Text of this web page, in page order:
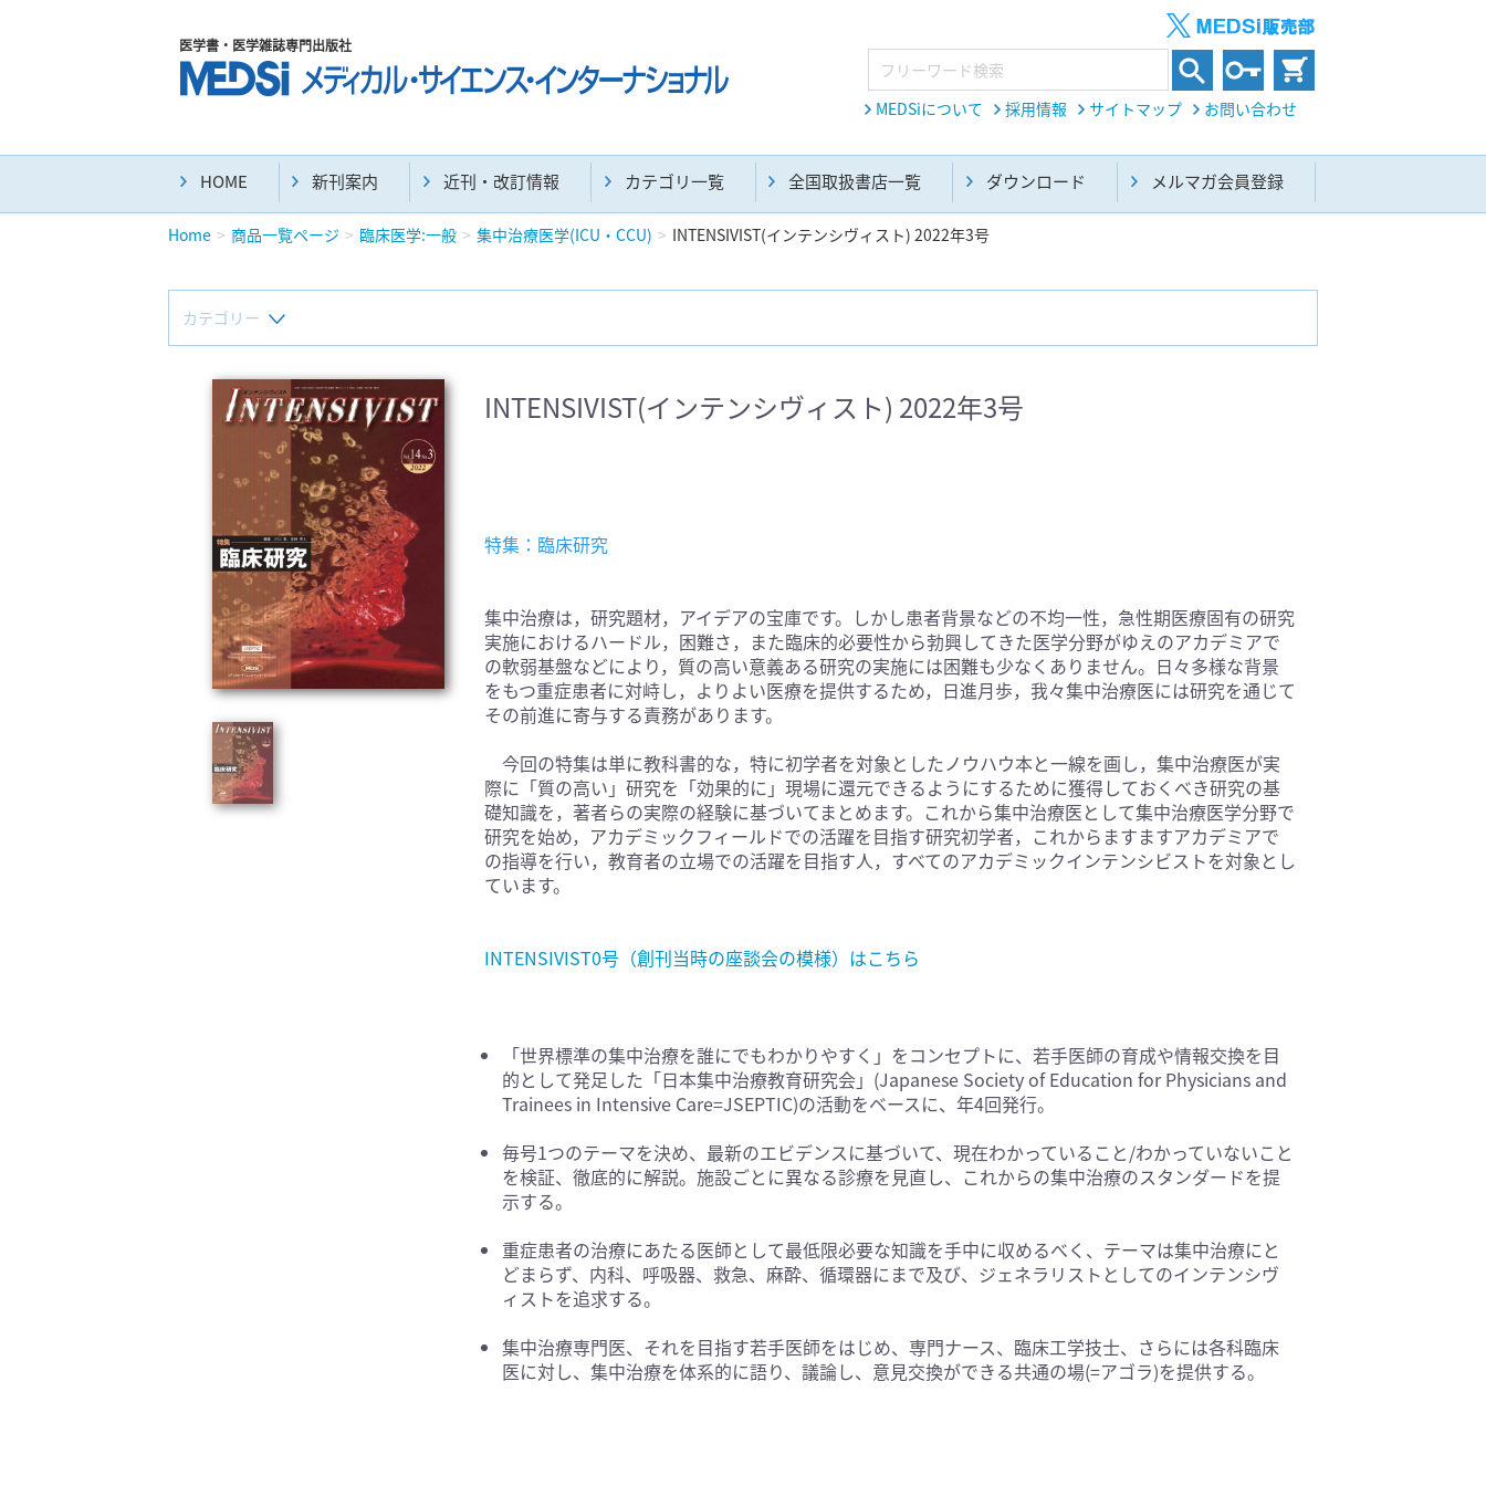
医学書・医学雑誌専門出版社
MEDSiについて 採用情報 サイトマップ お問い合わせ
HOME 新刊案内 近刊・改訂情報 カテゴリ一覧 全国取扱書店一覧 ダウンロード メルマガ会員登録
Home 商品一覧ページ 臨床医学:一般 集中治療医学(ICU・CCU) INTENSIVIST(インテンシヴィスト) 2022年3号
カテゴリー
新刊(直近6ヶ月)(24)
マニュアル(39)
臨床医学:一般(359)
基礎医学関連科学(80)
自然科学(25)
歯科学(3)
衛生・公衆衛生学(14)
医学一般(91) マルチメディア(0)
INTENSIVIST(インテンシヴィスト) 2022年3号
特集：臨床研究
集中治療は，研究題材，アイデアの宝庫です。しかし患者背景などの不均一性，急性期医療固有の研究
実施におけるハードル，困難さ，また臨床的必要性から勃興してきた医学分野がゆえのアカデミアで
の軟弱基盤などにより，質の高い意義ある研究の実施には困難も少なくありません。日々多様な背景
をもつ重症患者に対峙し，よりよい医療を提供するため，日進月歩，我々集中治療医には研究を通じて
その前進に寄与する責務があります。
今回の特集は単に教科書的な，特に初学者を対象としたノウハウ本と一線を画し，集中治療医が実
際に「質の高い」研究を「効果的に」現場に還元できるようにするために獲得しておくべき研究の基
礎知識を，著者らの実際の経験に基づいてまとめます。これから集中治療医として集中治療医学分野で
研究を始め，アカデミックフィールドでの活躍を目指す研究初学者，これからますますアカデミアで
の指導を行い，教育者の立場での活躍を目指す人，すべてのアカデミックインテンシビストを対象とし
ています。
INTENSIVIST0号（創刊当時の座談会の模様）はこちら
「世界標準の集中治療を誰にでもわかりやすく」をコンセプトに、若手医師の育成や情報交換を目
的として発足した「日本集中治療教育研究会」(Japanese Society of Education for Physicians and
Trainees in Intensive Care=JSEPTIC)の活動をベースに、年4回発行。
毎号1つのテーマを決め、最新のエビデンスに基づいて、現在わかっていること/わかっていないこと
を検証、徹底的に解説。施設ごとに異なる診療を見直し、これからの集中治療のスタンダードを提
示する。
重症患者の治療にあたる医師として最低限必要な知識を手中に収めるべく、テーマは集中治療にと
どまらず、内科、呼吸器、救急、麻酔、循環器にまで及び、ジェネラリストとしてのインテンシヴ
ィストを追求する。
集中治療専門医、それを目指す若手医師をはじめ、専門ナース、臨床工学技士、さらには各科臨床
医に対し、集中治療を体系的に語り、議論し、意見交換ができる共通の場(=アゴラ)を提供する。